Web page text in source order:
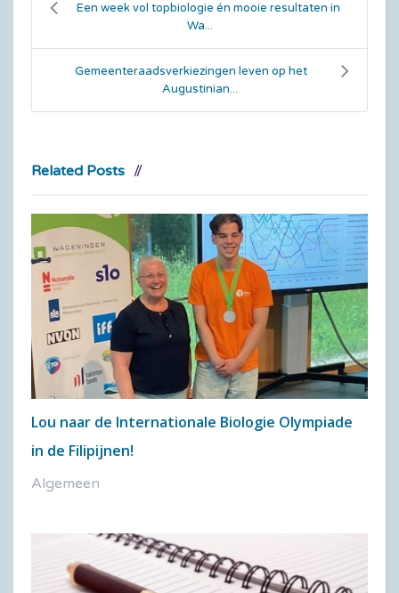
Een week vol topbiologie én mooie resultaten in
Wa...
Gemeenteraadsverkiezingen leven op het
Augustinian...
Related Posts
Lou naar de Internationale Biologie Olympiade
in de Filipijnen!
Algemeen